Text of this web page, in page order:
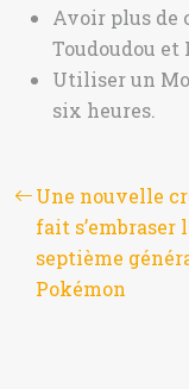
Avoir plus de
Toudoudou
Utiliser un
six heures.
Une nouvelle
fait s’embraser
septième
Pokémon